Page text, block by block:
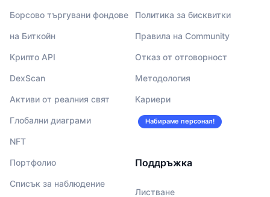
Борсово търгувани фондове
на Биткойн
Крипто API
DexScan
Активи от реалния свят
Глобални диаграми
NFT
Портфолио
Списък за наблюдение
Политика за бисквитки
Правила на Community
Отказ от отговорност
Методология
Кариери
Набираме персонал!
Поддръжка
Листване